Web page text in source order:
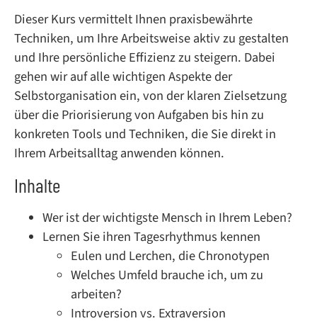
Dieser Kurs vermittelt Ihnen praxisbewährte
Techniken, um Ihre Arbeitsweise aktiv zu gestalten
und Ihre persönliche Effizienz zu steigern. Dabei
gehen wir auf alle wichtigen Aspekte der
Selbstorganisation ein, von der klaren Zielsetzung
über die Priorisierung von Aufgaben bis hin zu
konkreten Tools und Techniken, die Sie direkt in
Ihrem Arbeitsalltag anwenden können.
Inhalte
Wer ist der wichtigste Mensch in Ihrem Leben?
Lernen Sie ihren Tagesrhythmus kennen
Eulen und Lerchen, die Chronotypen
Welches Umfeld brauche ich, um zu
arbeiten?
Introversion vs. Extraversion